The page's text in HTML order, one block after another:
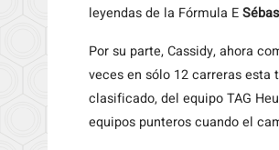
leyendas de la Fórmula E
Por su parte, Cassidy, ahora
veces en sólo 12 carreras esta
clasificado, del equipo TAG
equipos punteros cuando el